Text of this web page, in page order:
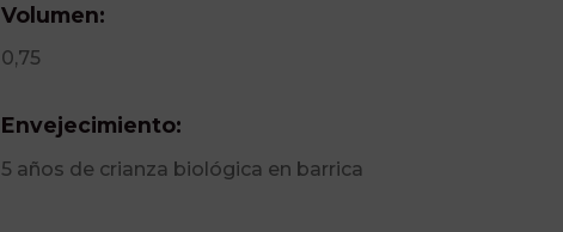
Volumen:
0,75
Envejecimiento:
5 años de crianza biológica en barrica